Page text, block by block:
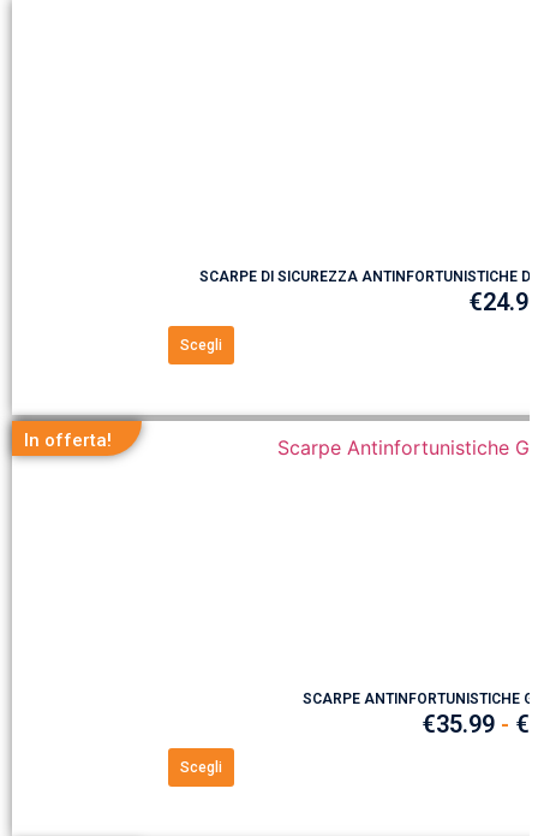
SCARPE DI SICUREZZA ANTINFORTUNISTICHE
€
Scegli
In offerta!
SCARPE ANTINFORTUNISTICHE
€35.99 - €
Scegli